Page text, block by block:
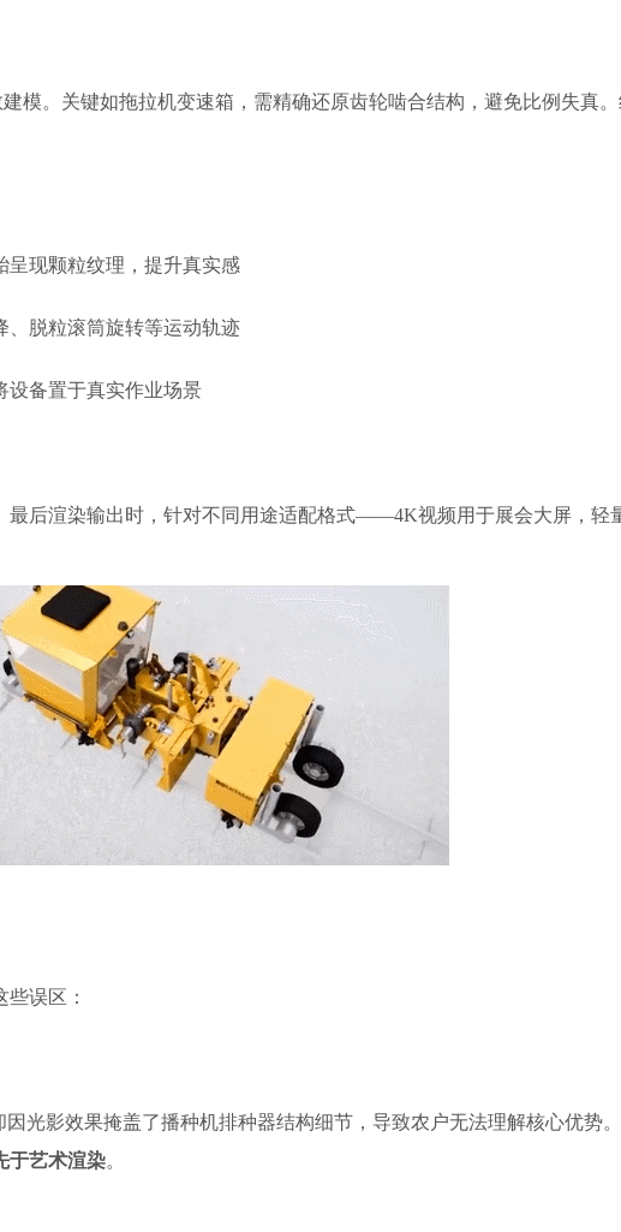
模。关键如拖拉机变速箱，需精确还原齿轮啮合结构，避免比例失真。
呈现颗粒纹理，提升真实感
、脱粒滚筒旋转等运动轨迹
设备置于真实作业场景
最后渲染输出时，针对不同用途适配格式——4K视频用于展会大屏，轻
误区：
光影效果掩盖了播种机排种器结构细节，导致农户无法理解核心优势
于艺术渲染。